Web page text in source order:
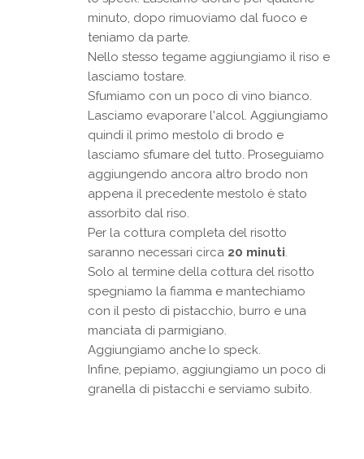
minuto, dopo rimuoviamo dal fuoco e
teniamo da parte.
Nello stesso tegame aggiungiamo il riso e
lasciamo tostare.
Sfumiamo con un poco di vino bianco.
Lasciamo evaporare l'alcol. Aggiungiamo
quindi il primo mestolo di brodo e
lasciamo sfumare del tutto. Proseguiamo
aggiungendo ancora altro brodo non
appena il precedente mestolo è stato
assorbito dal riso.
Per la cottura completa del risotto
saranno necessari circa 20 minuti.
Solo al termine della cottura del risotto
spegniamo la fiamma e mantechiamo
con il pesto di pistacchio, burro e una
manciata di parmigiano.
Aggiungiamo anche lo speck.
Infine, pepiamo, aggiungiamo un poco di
granella di pistacchi e serviamo subito.